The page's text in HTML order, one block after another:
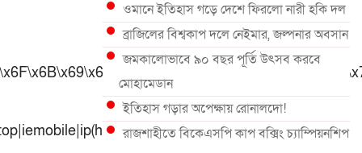
ওমানে ইতিহাস গড়ে দেশে ফিরলো নারী হকি দল
ব্রাজিলের বিশ্বকাপ দলে নেইমার, জল্পনার অবসান
জমকালোভাবে ৯০ বছর পূর্তি উৎসব করবে
মোহামেডান
ইতিহাস গড়ার অপেক্ষায় রোনালদো!
রাজশাহীতে বিকেএসপি কাপ বক্সিং চ্যাম্পিয়নশিপ